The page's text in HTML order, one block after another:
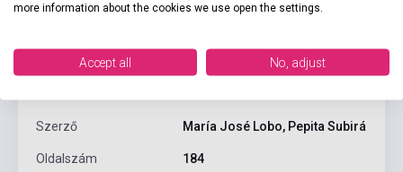
Szerző María José Lobo, Pepita Subirá
Oldalszám 184
more information about the cookies we use open the settings.
Accept all No, adjust